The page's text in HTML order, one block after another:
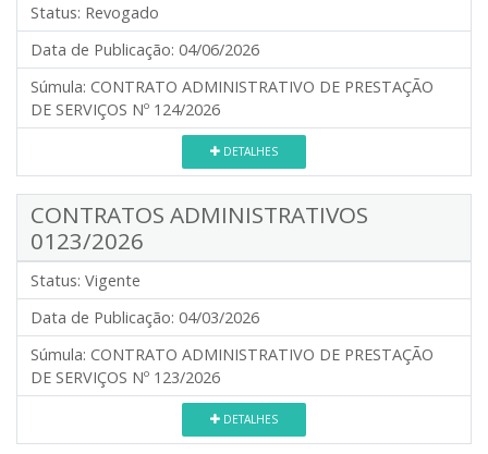
Status: Revogado
Data de Publicação: 04/06/2026
Súmula: CONTRATO ADMINISTRATIVO DE PRESTAÇÃO
DE SERVIÇOS Nº 124/2026
DETALHES
CONTRATOS ADMINISTRATIVOS
0123/2026
Status: Vigente
Data de Publicação: 04/03/2026
Súmula: CONTRATO ADMINISTRATIVO DE PRESTAÇÃO
DE SERVIÇOS Nº 123/2026
DETALHES